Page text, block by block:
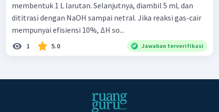
membentuk 1 L larutan. Selanjutnya, diambil 5 mL dan
dititrasi dengan NaOH sampai netral. Jika reaksi gas-cair
mempunyai efisiensi 10%, ΔH so...
1 5.0 Jawaban terverifikasi